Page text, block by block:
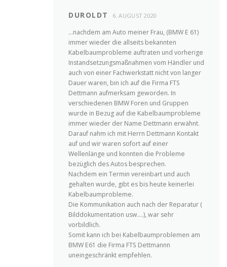
DUROLDT 6. AUGUST 2020
…nachdem am Auto meiner Frau, (BMW E 61)
immer wieder die allseits bekannten
Kabelbaumprobleme auftraten und vorherige
Instandsetzungsmaßnahmen vom Händler und
auch von einer Fachwerkstatt nicht von langer
Dauer waren, bin ich auf die Firma FTS
Dettmann aufmerksam geworden. In
verschiedenen BMW Foren und Gruppen
wurde in Bezug auf die Kabelbaumprobleme
immer wieder der Name Dettmann erwähnt.
Darauf nahm ich mit Herrn Dettmann Kontakt
auf und wir waren sofort auf einer
Wellenlänge und konnten die Probleme
bezüglich des Autos besprechen.
Nachdem ein Termin vereinbart und auch
gehalten wurde, gibt es bis heute keinerlei
Kabelbaumprobleme.
Die Kommunikation auch nach der Reparatur (
Bilddokumentation usw….), war sehr
vorbildlich.
Somit kann ich bei Kabelbaumproblemen am
BMW E61 die Firma FTS Dettmannn
uneingeschränkt empfehlen.